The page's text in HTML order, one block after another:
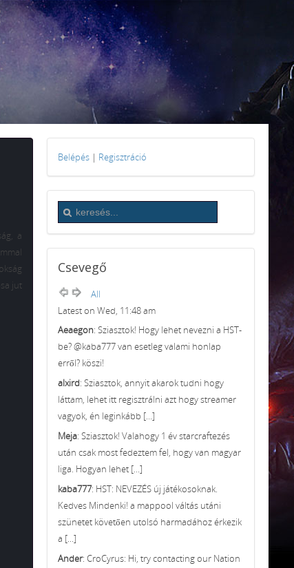
a
jut
Belépés | Regisztráció
Csevegő
All
Latest on Wed, 11:48 am
Aeaegon: Sziasztok! Hogy lehet nevezni a HST-
be? @kaba777 van esetleg valami honlap
erről? köszi!
alxird: Sziasztok, annyit akarok tudni hogy
láttam, lehet itt regisztrálni azt hogy streamer
vagyok, én leginkább [...]
Meja: Sziasztok! Valahogy 1 év starcraftezés
után csak most fedeztem fel, hogy van magyar
liga. Hogyan lehet [...]
kaba777: HST: NEVEZÉS új játékosoknak.
Kedves Mindenki! a mappool váltás utáni
szünetet követően utolsó harmadához érkezik
a [...]
Ander: CroCyrus: Hi, try contacting our Nation